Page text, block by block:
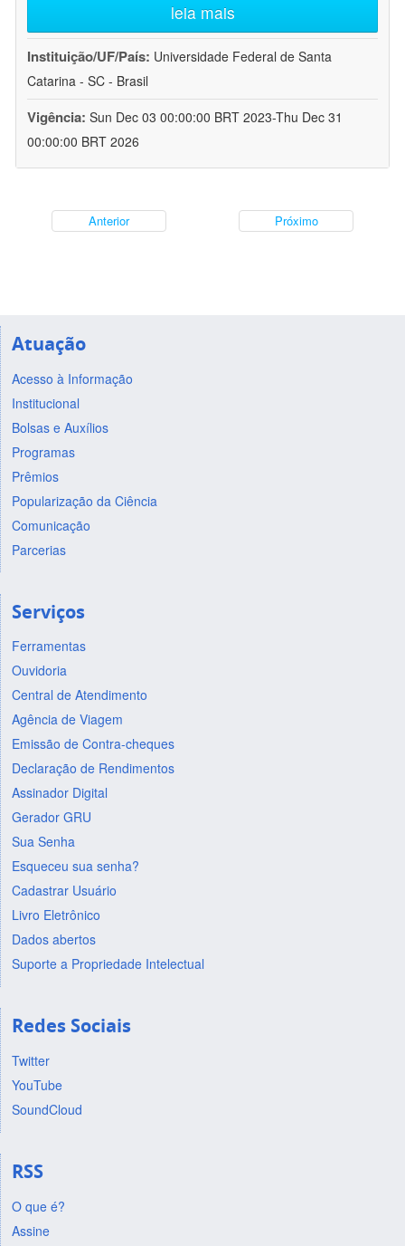
leia mais
Instituição/UF/País: Universidade Federal de Santa
Catarina - SC - Brasil
Vigência: Sun Dec 03 00:00:00 BRT 2023-Thu Dec 31
00:00:00 BRT 2026
Anterior Próximo
Atuação
Acesso à Informação
Institucional
Bolsas e Auxílios
Programas
Prêmios
Popularização da Ciência
Comunicação
Parcerias
Serviços
Ferramentas
Ouvidoria
Central de Atendimento
Agência de Viagem
Emissão de Contra-cheques
Declaração de Rendimentos
Assinador Digital
Gerador GRU
Sua Senha
Esqueceu sua senha?
Cadastrar Usuário
Livro Eletrônico
Dados abertos
Suporte a Propriedade Intelectual
Redes Sociais
Twitter
YouTube
SoundCloud
RSS
O que é?
Assine